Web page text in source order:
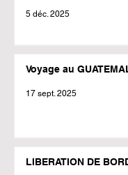
5 déc. 2025
Voyage au
17 sept. 2025
LIBERATION DE